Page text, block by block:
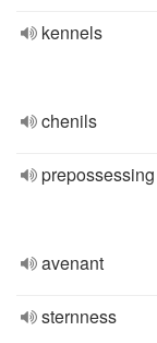
kennels
chenils
prepossessing
avenant
sternness